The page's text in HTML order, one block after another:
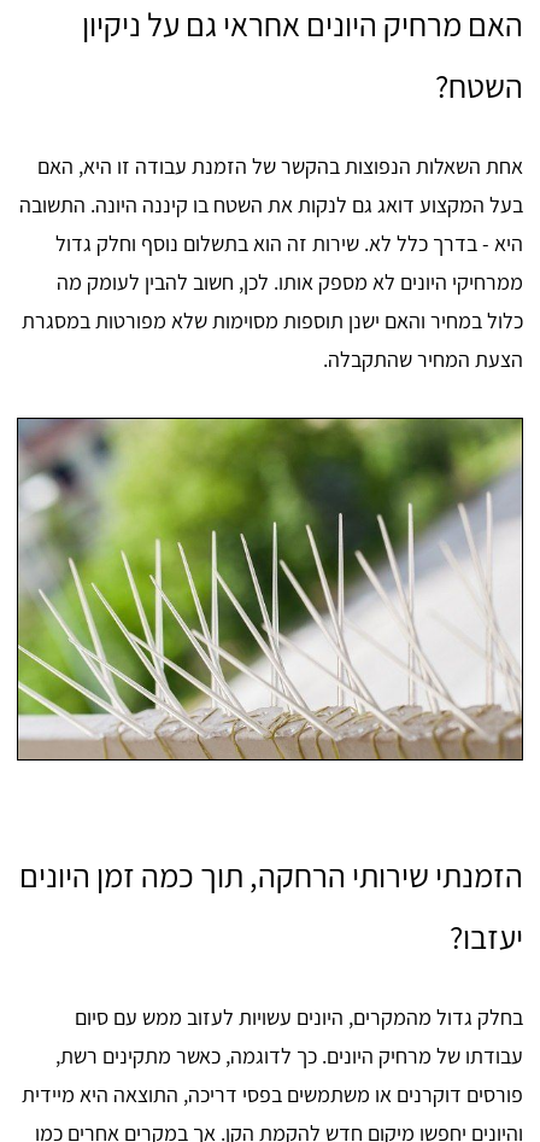
האם מרחיק היונים אחראי גם על ניקיון
השטח?
אחת השאלות הנפוצות בהקשר של הזמנת עבודה זו היא, האם
בעל המקצוע דואג גם לנקות את השטח בו קיננה היונה. התשובה
היא - בדרך כלל לא. שירות זה הוא בתשלום נוסף וחלק גדול
ממרחיקי היונים לא מספק אותו. לכן, חשוב להבין לעומק מה
כלול במחיר והאם ישנן תוספות מסוימות שלא מפורטות במסגרת
הצעת המחיר שהתקבלה.
הזמנתי שירותי הרחקה, תוך כמה זמן היונים
יעזבו?
בחלק גדול מהמקרים, היונים עשויות לעזוב ממש עם סיום
עבודתו של מרחיק היונים. כך לדוגמה, כאשר מתקינים רשת,
פורסים דוקרנים או משתמשים בפסי דריכה, התוצאה היא מיידית
והיונים יחפשו מיקום חדש להקמת הקן. אך במקרים אחרים כמו